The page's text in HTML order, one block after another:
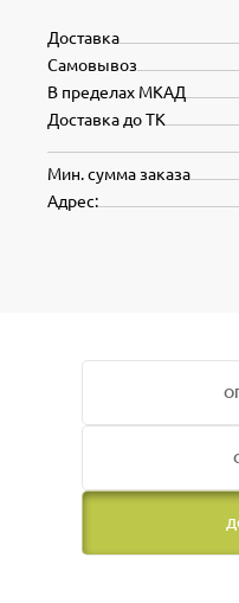
Доставка
Самовывоз
В пределах МКАД
Доставка до ТК
Мин. сумма заказа
Адрес: